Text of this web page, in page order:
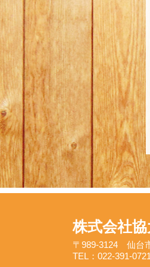
株式会社
〒989-3124 仙台
TEL：022-391-0721